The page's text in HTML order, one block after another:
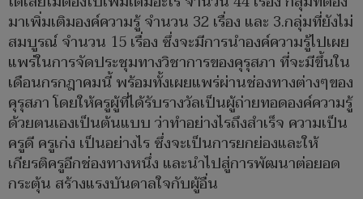
มาเพิ่มเติมองค์ความรู้ จำนวน 32 เรื่อง และ 3.กลุ่มที่ยังไม่
สมบูรณ์ จำนวน 15 เรื่อง ซึ่งจะมีการนำองค์ความรู้ไปเผย
แพร่ในการจัดประชุมทางวิชาการของคุรุสภา ที่จะมีขึ้นใน
เดือนกรกฎาคมนี้ พร้อมทั้งเผยแพร่ผ่านช่องทางต่างๆของ
คุรุสภา โดยให้ครูผู้ที่ได้รับรางวัลเป็นผู้ถ่ายทอดองค์ความรู้
ด้วยตนเองเป็นต้นแบบ ว่าทำอย่างไรถึงสำเร็จ ความเป็น
ครูดี ครูเก่ง เป็นอย่างไร ซึ่งจะเป็นการยกย่องและให้
เกียรติครูอีกช่องทางหนึ่ง และนำไปสู่การพัฒนาต่อยอด
กระตุ้น สร้างแรงบันดาลใจกับผู้อื่น